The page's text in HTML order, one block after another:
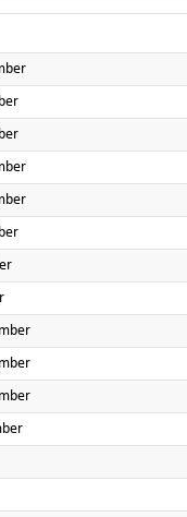
2025
2025
2025
2025
2025
2025
2025
2025
2025
2025
2025
2025